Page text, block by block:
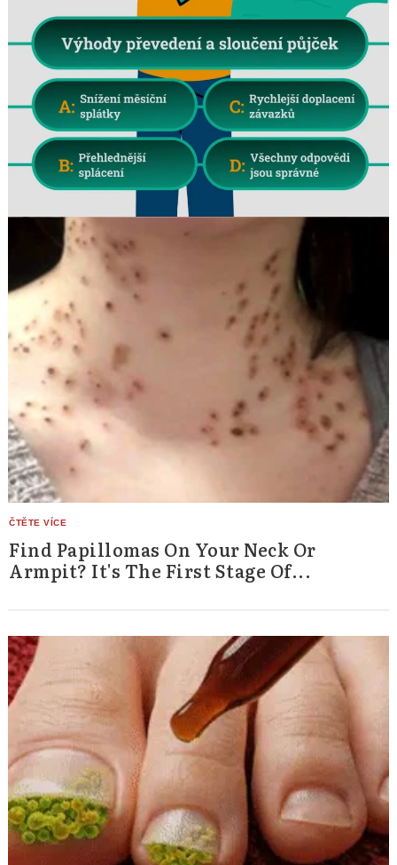
Find Papillomas On Your Neck Or
Armpit? It's The First Stage Of...
Search
for: